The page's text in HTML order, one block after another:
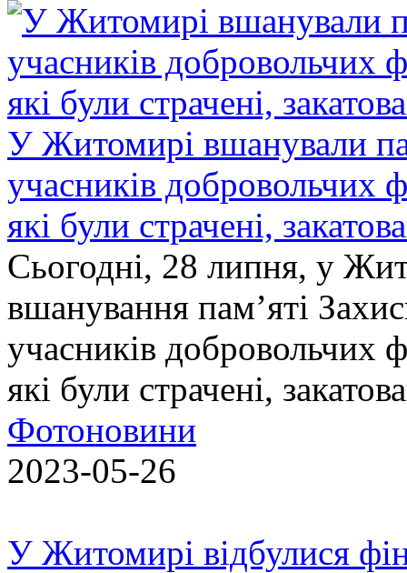
У Житомирі вшанували
учасників добровольчих
які були страчені,
Сьогодні, 28 липня, у
вшанування пам’яті
учасників добровольчих
які були страчені,
Фотоновини
2023-05-26
У Житомирі відбулися